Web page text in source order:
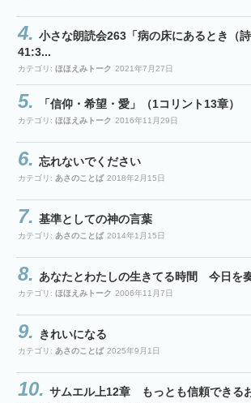
小さな朗読会263「病の床にあるとき（
41:3...
カテゴリ: ほほえみトーク 2021年7月27日
「信仰・希望・愛」（1コリント13章）
カテゴリ: ほほえみトーク 2016年11月29日
忘れないでください
カテゴリ: あさのことば 2018年2月15日
基準としての神の言葉
カテゴリ: あさのことば 2014年1月15日
あなたとわたしの生きてる時間 今日を
カテゴリ: ほほえみトーク 2006年11月7日
きれいになる
カテゴリ: あさのことば 2025年9月1日
サムエル上12章 もっとも信頼できる